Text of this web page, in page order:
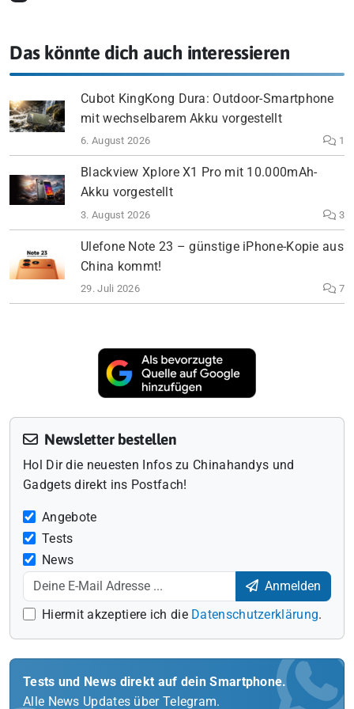
Das könnte dich auch interessieren
Cubot KingKong Dura: Outdoor-Smartphone
mit wechselbarem Akku vorgestellt
6. August 2026 1
Blackview Xplore X1 Pro mit 10.000mAh-
Akku vorgestellt
3. August 2026 3
Ulefone Note 23 – günstige iPhone-Kopie aus
China kommt!
29. Juli 2026 7
Newsletter bestellen
Hol Dir die neuesten Infos zu Chinahandys und
Gadgets direkt ins Postfach!
Angebote
Tests
News
Anmelden
Hiermit akzeptiere ich die Datenschutzerklärung.
Tests und News direkt auf dein Smartphone.
Alle News Updates über Telegram.